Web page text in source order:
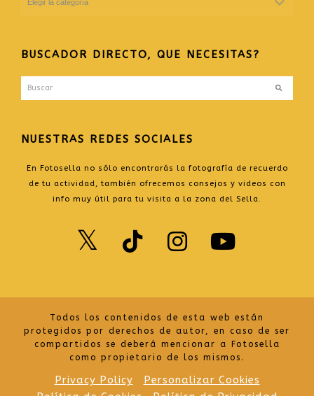
BUSCADOR DIRECTO, QUE NECESITAS?
Buscar
NUESTRAS REDES SOCIALES
En Fotosella no sólo encontrarás la fotografía de recuerdo
de tu actividad, también ofrecemos consejos y videos con
info muy útil para tu visita a la zona del Sella.
Twitter
TikTok
Todos los contenidos de esta web están
protegidos por derechos de autor, en caso de ser
compartidos se deberá mencionar a Fotosella
como propietario de los mismos.
Privacy Policy
Personalizar Cookies